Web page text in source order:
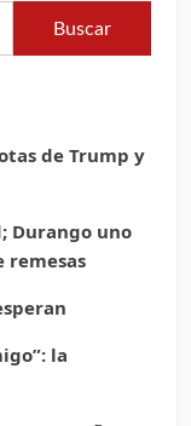
de Trump y
Durango uno
remesas
la